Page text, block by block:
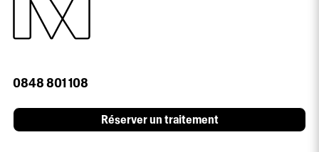
0848 801 108
Réserver un traitement